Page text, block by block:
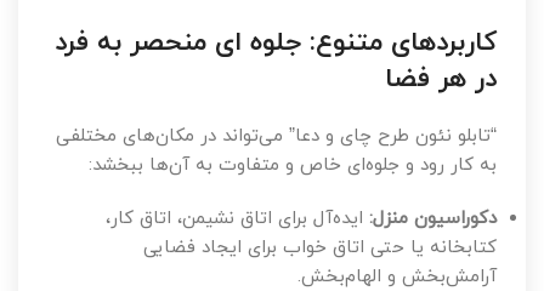
کاربردهای متنوع: جلوه ای منحصر به فرد
در هر فضا
“تابلو نئون طرح چای و دعا” می‌تواند در مکان‌های مختلفی
به کار رود و جلوه‌ای خاص و متفاوت به آن‌ها ببخشد:
دکوراسیون منزل: ایده‌آل برای اتاق نشیمن، اتاق کار،
کتابخانه یا حتی اتاق خواب برای ایجاد فضایی
آرامش‌بخش و الهام‌بخش.